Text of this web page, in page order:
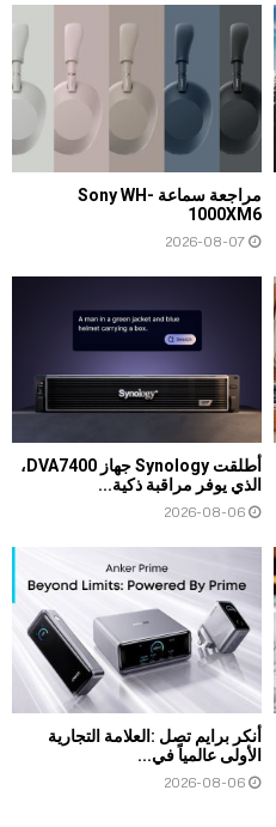
مراجعة سماعة Sony WH-
1000XM6
2026-08-07
أطلقت Synology جهاز DVA7400،
الذي يوفر مراقبة ذكية...
2026-08-06
أنكر برايم تصل :العلامة التجارية
الأولى عالمياً في...
2026-08-06